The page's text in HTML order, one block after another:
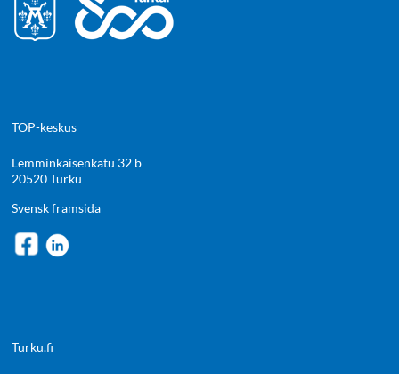
TOP-keskus
Lemminkäisenkatu 32 b
20520 Turku
Svensk framsida
Turku.fi